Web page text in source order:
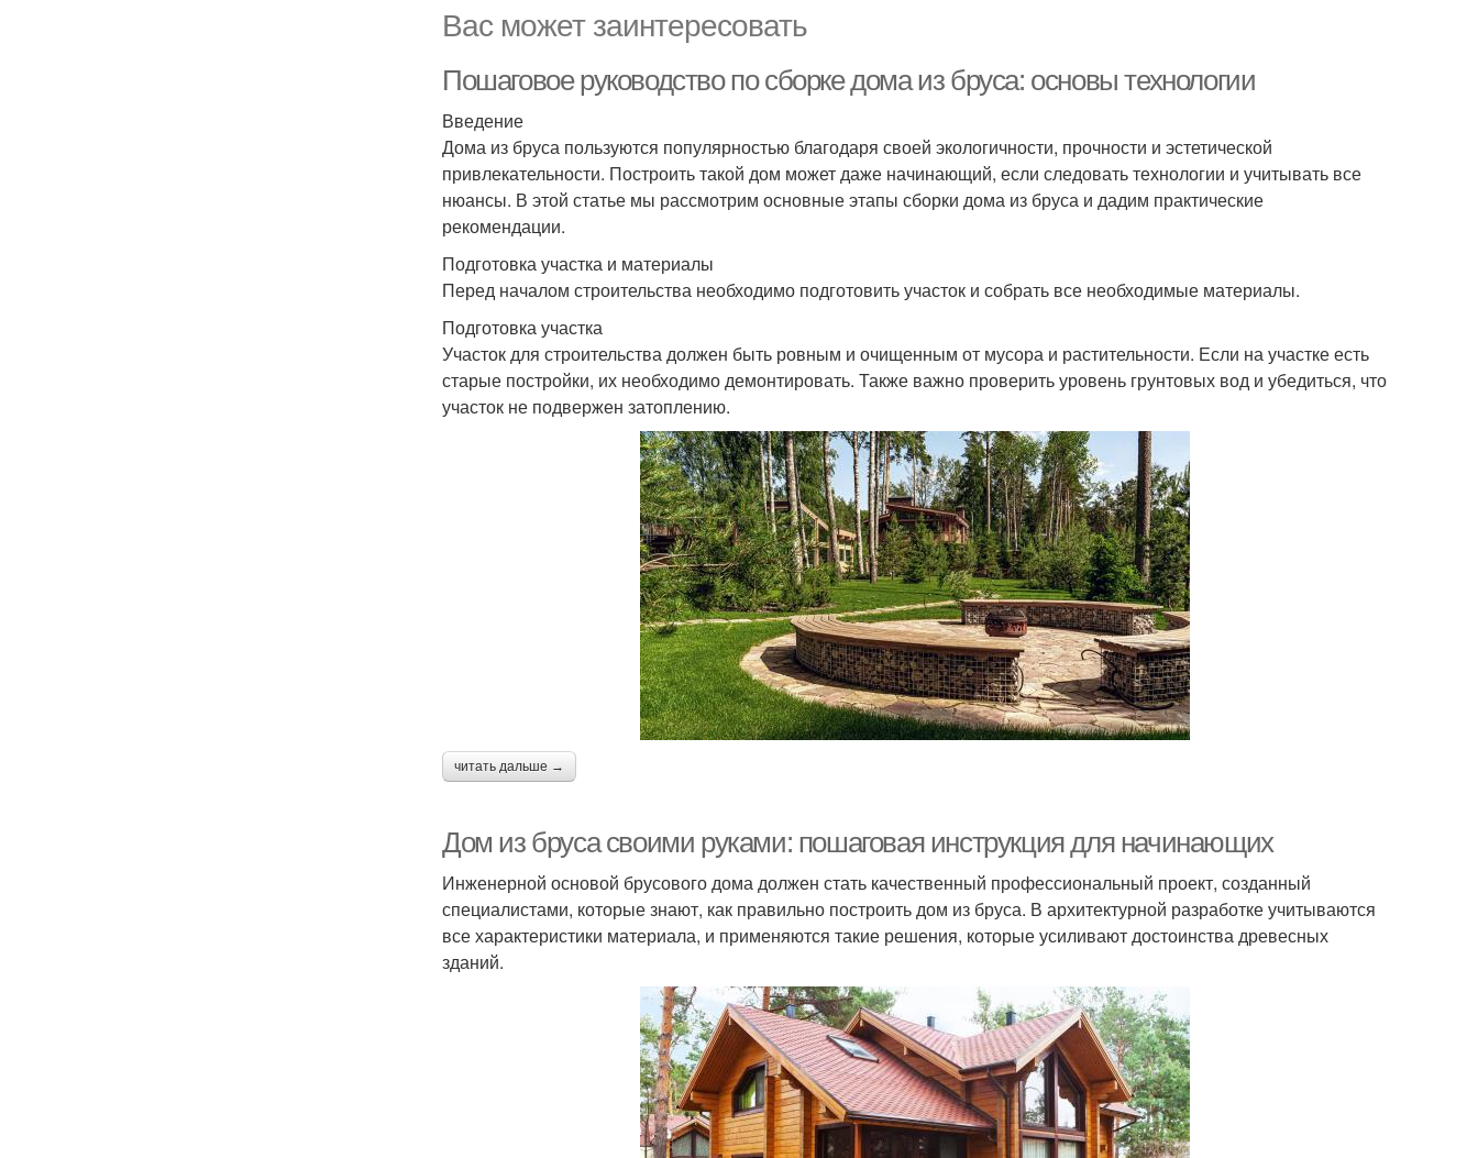
Вас может заинтересовать
Пошаговое руководство по сборке дома из бруса: основы технологии
Введение
Дома из бруса пользуются популярностью благодаря своей экологичности, прочности и эстетической
привлекательности. Построить такой дом может даже начинающий, если следовать технологии и учитывать все
нюансы. В этой статье мы рассмотрим основные этапы сборки дома из бруса и дадим практические
рекомендации.
Подготовка участка и материалы
Перед началом строительства необходимо подготовить участок и собрать все необходимые материалы.
Подготовка участка
Участок для строительства должен быть ровным и очищенным от мусора и растительности. Если на участке есть
старые постройки, их необходимо демонтировать. Также важно проверить уровень грунтовых вод и убедиться, что
участок не подвержен затоплению.
читать дальше →
Дом из бруса своими руками: пошаговая инструкция для начинающих
Инженерной основой брусового дома должен стать качественный профессиональный проект, созданный
специалистами, которые знают, как правильно построить дом из бруса. В архитектурной разработке учитываются
все характеристики материала, и применяются такие решения, которые усиливают достоинства древесных
зданий.